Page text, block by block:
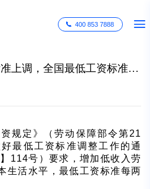
400 853 7888
最新！多地最低工资标准上调，全国最低工资标准一览表速度查收
规定》（劳动保障部令第21
最低工资标准调整工作的通
114号）要求，增加低收入劳
生活水平，最低工资标准每两